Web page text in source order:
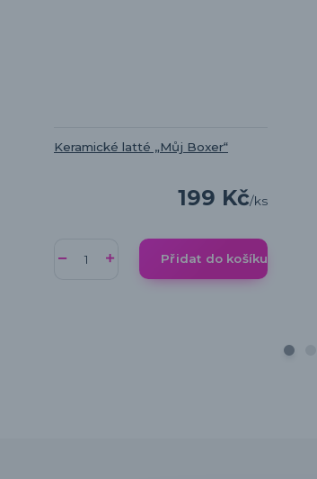
Keramické latté „Můj Boxer“
199 Kč/ks
Přidat do košíku